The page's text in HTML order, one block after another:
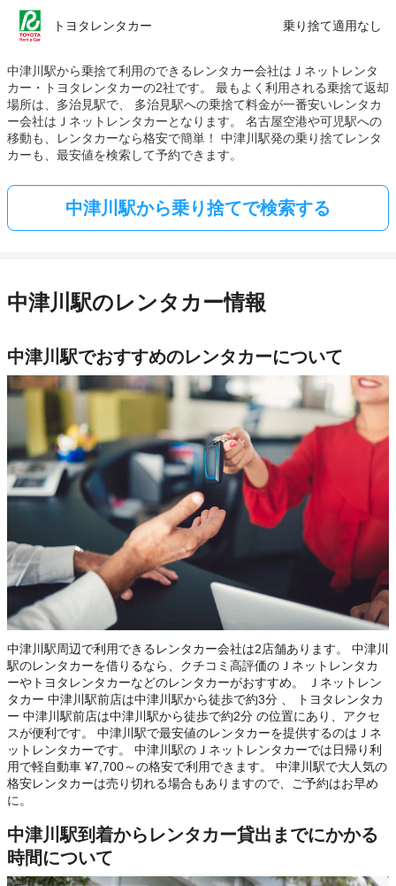
トヨタレンタカー 乗り捨て適用なし
中津川駅から乗捨て利用のできるレンタカー会社はＪネットレンタ
カー・トヨタレンタカーの2社です。 最もよく利用される乗捨て返却
場所は、多治見駅で、 多治見駅への乗捨て料金が一番安いレンタカ
ー会社はＪネットレンタカーとなります。 名古屋空港や可児駅への
移動も、レンタカーなら格安で簡単！ 中津川駅発の乗り捨てレンタ
カーも、最安値を検索して予約できます。
中津川駅から乗り捨てで検索する
中津川駅のレンタカー情報
中津川駅でおすすめのレンタカーについて
中津川駅周辺で利用できるレンタカー会社は2店舗あります。 中津川
駅のレンタカーを借りるなら、クチコミ高評価のＪネットレンタカ
ーやトヨタレンタカーなどのレンタカーがおすすめ。 Ｊネットレン
タカー 中津川駅前店は中津川駅から徒歩で約3分 、 トヨタレンタカ
ー 中津川駅前店は中津川駅から徒歩で約2分 の位置にあり、アクセ
スが便利です。 中津川駅で最安値のレンタカーを提供するのはＪネ
ットレンタカーです。 中津川駅のＪネットレンタカーでは日帰り利
用で軽自動車 ¥7,700～の格安で利用できます。 中津川駅で大人気の
格安レンタカーは売り切れる場合もありますので、ご予約はお早め
に。
中津川駅到着からレンタカー貸出までにかかる
時間について